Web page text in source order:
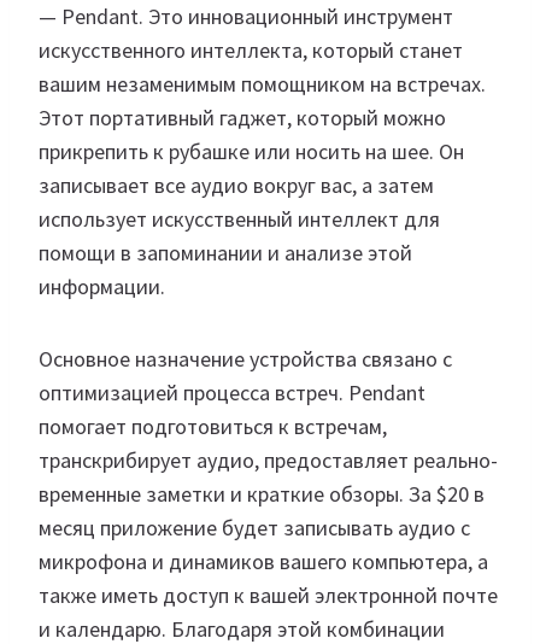
— Pendant. Это инновационный инструмент
искусственного интеллекта, который станет
вашим незаменимым помощником на встречах.
Этот портативный гаджет, который можно
прикрепить к рубашке или носить на шее. Он
записывает все аудио вокруг вас, а затем
использует искусственный интеллект для
помощи в запоминании и анализе этой
информации.
Основное назначение устройства связано с
оптимизацией процесса встреч. Pendant
помогает подготовиться к встречам,
транскрибирует аудио, предоставляет реально-
временные заметки и краткие обзоры. За $20 в
месяц приложение будет записывать аудио с
микрофона и динамиков вашего компьютера, а
также иметь доступ к вашей электронной почте
и календарю. Благодаря этой комбинации